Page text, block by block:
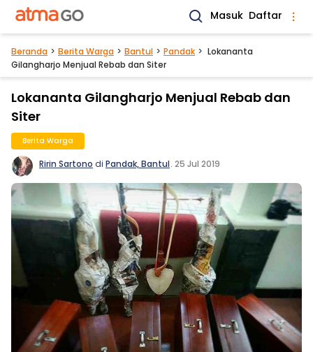
Masuk Daftar
Beranda Berita Warga Bantul Pandak
Lokananta
Gilangharjo Menjual Rebab dan Siter
Lokananta Gilangharjo Menjual Rebab dan
Siter
Berita Warga
Ririn Sartono di Pandak, Bantul. 25 Jul 2019